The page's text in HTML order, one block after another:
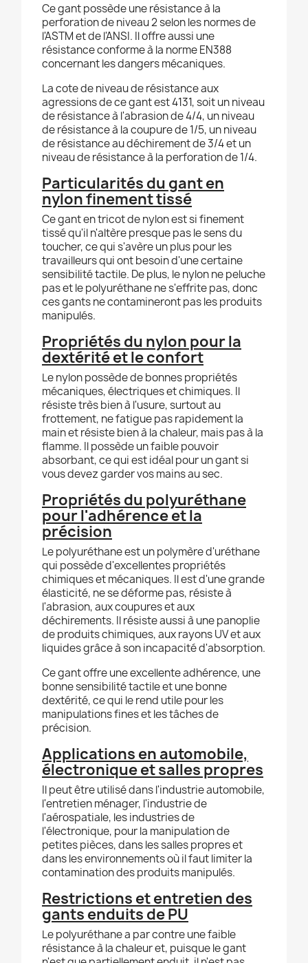
Ce gant possède une résistance à la
perforation de niveau 2 selon les normes de
l'ASTM et de l'ANSI. Il offre aussi une
résistance conforme à la norme EN388
concernant les dangers mécaniques.
La cote de niveau de résistance aux
agressions de ce gant est 4131, soit un niveau
de résistance à l'abrasion de 4/4, un niveau
de résistance à la coupure de 1/5, un niveau
de résistance au déchirement de 3/4 et un
niveau de résistance à la perforation de 1/4.
Particularités du gant en
nylon finement tissé
Ce gant en tricot de nylon est si finement
tissé qu'il n'altère presque pas le sens du
toucher, ce qui s'avère un plus pour les
travailleurs qui ont besoin d'une certaine
sensibilité tactile. De plus, le nylon ne peluche
pas et le polyuréthane ne s'effrite pas, donc
ces gants ne contamineront pas les produits
manipulés.
Propriétés du nylon pour la
dextérité et le confort
Le nylon possède de bonnes propriétés
mécaniques, électriques et chimiques. Il
résiste très bien à l'usure, surtout au
frottement, ne fatigue pas rapidement la
main et résiste bien à la chaleur, mais pas à la
flamme. Il possède un faible pouvoir
absorbant, ce qui est idéal pour un gant si
vous devez garder vos mains au sec.
Propriétés du polyuréthane
pour l'adhérence et la
précision
Le polyuréthane est un polymère d'uréthane
qui possède d'excellentes propriétés
chimiques et mécaniques. Il est d'une grande
élasticité, ne se déforme pas, résiste à
l'abrasion, aux coupures et aux
déchirements. Il résiste aussi à une panoplie
de produits chimiques, aux rayons UV et aux
liquides grâce à son incapacité d'absorption.
Ce gant offre une excellente adhérence, une
bonne sensibilité tactile et une bonne
dextérité, ce qui le rend utile pour les
manipulations fines et les tâches de
précision.
Applications en automobile,
électronique et salles propres
Il peut être utilisé dans l'industrie automobile,
l'entretien ménager, l'industrie de
l'aérospatiale, les industries de
l'électronique, pour la manipulation de
petites pièces, dans les salles propres et
dans les environnements où il faut limiter la
contamination des produits manipulés.
Restrictions et entretien des
gants enduits de PU
Le polyuréthane a par contre une faible
résistance à la chaleur et, puisque le gant